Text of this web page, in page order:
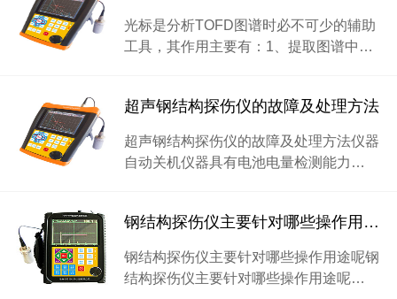
光标是分析TOFD图谱时必不可少的辅助
工具，其作用主要有：1、提取图谱中…
超声钢结构探伤仪的故障及处理方法
超声钢结构探伤仪的故障及处理方法仪器
自动关机仪器具有电池电量检测能力…
钢结构探伤仪主要针对哪些操作用途呢
钢结构探伤仪主要针对哪些操作用途呢钢
结构探伤仪主要针对哪些操作用途呢…